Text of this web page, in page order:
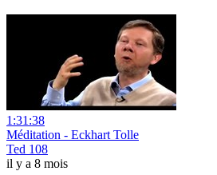
1:31:38
Méditation - Eckhart Tolle
Ted 108
il y a 8 mois